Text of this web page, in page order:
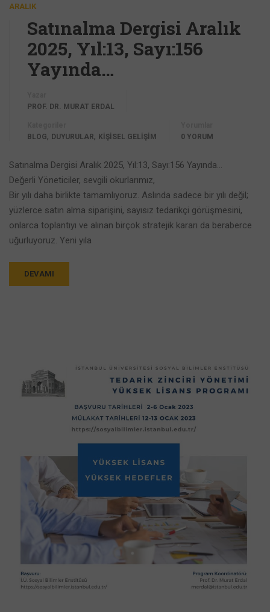
ARALIK
Satınalma Dergisi Aralık
2025, Yıl:13, Sayı:156
Yayında…
PROF. DR. MURAT ERDAL
BLOG, DUYURULAR, KİŞİSEL GELİŞİM
0 YORUM
Satınalma Dergisi Aralık 2025, Yıl:13, Sayı:156 Yayında…
Değerli Yöneticiler, sevgili okurlarımız,
Bir yılı daha birlikte tamamlıyoruz. Aslında sadece bir yılı değil;
yüzlerce satın alma siparişini, sayısız tedarikçi görüşmesini,
onlarca toplantıyı ve alınan birçok stratejik kararı da beraberce
uğurluyoruz. Yeni yıla
DEVAMI